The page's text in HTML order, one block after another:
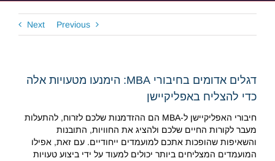
Previous
Next
דגלים אדומים בחיבורי MBA: הימנעו מטעויות אלה
כדי להצליח באפליקיישן
חיבורי האפליקיישן ל-MBA הם ההזדמנות שלכם לזרוח, להתעלות
מעבר לקורות החיים שלכם ולהציג את החוויות, התובנות
והשאיפות שהופכות אתכם למועמדים ייחודיים. עם זאת, אפילו
המועמדים המצליחים ביותר יכולים למעוד על ידי ביצוע טעויות